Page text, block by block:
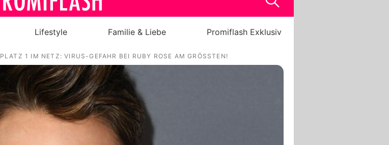
Royals
Stars
Filme & Serien
Lifestyle
Lifestyle Familie & Liebe Promiflash Exklusiv
PLATZ 1 IM NETZ: VIRUS-GEFAHR BEI RUBY ROSE AM GRÖSSTEN!